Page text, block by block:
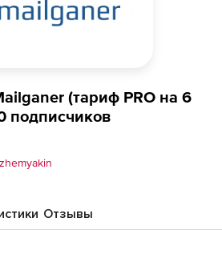
(тариф PRO на 6
подписчиков
Отзывы